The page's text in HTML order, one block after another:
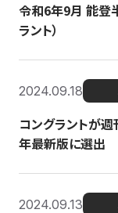
令和6年9月 能登
ラント）
2024.09.18
コングラントが週
年最新版に選出
2024.09.13